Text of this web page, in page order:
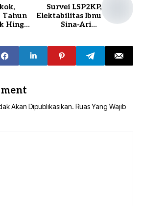
Tahun
Hingga
Survei LSP2KP,
Elektabilitas Ibnu
Sina-Arifin
Akan Dipublikasikan. Ruas Yang Wajib